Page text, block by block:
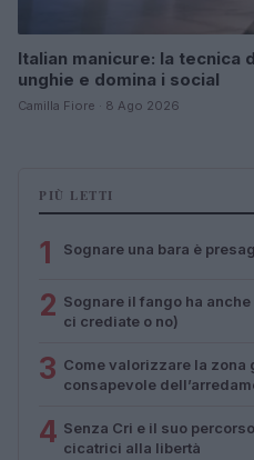
Italian manicure: la tecnica
unghie e domina i social
Camilla Fiore · 8 Ago 2026
PIÙ LETTI
1 Sognare una bara è
2 Sognare il fango ha
ci crediate o no)
3 Come valorizzare la zona
consapevole
4 Senza Cri e il suo
cicatrici alla libertà